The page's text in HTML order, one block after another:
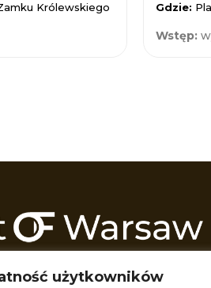
użytkowników
Królewskiego
Gdzie:
Wstęp:
Warszawę z każdej możliwej
wszelkie zakątki miasta